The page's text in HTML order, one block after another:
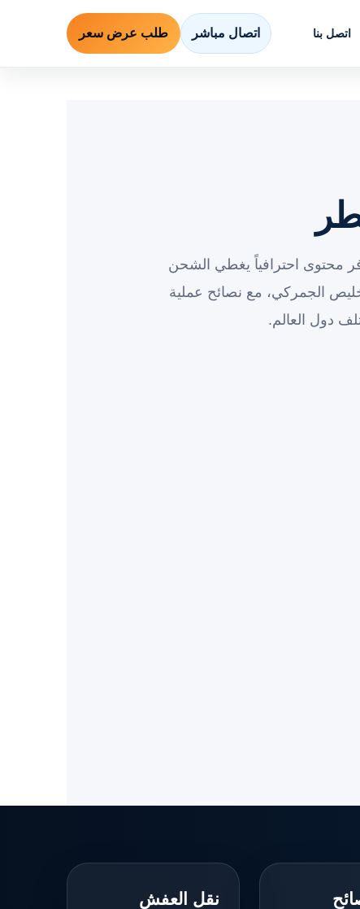
اتصل بنا اتصال مباشر طلب عرض سعر
محتوى احترافياً يغطي الشحن
الجمركي، مع نصائح عملية
دول العالم.
نقل العفش